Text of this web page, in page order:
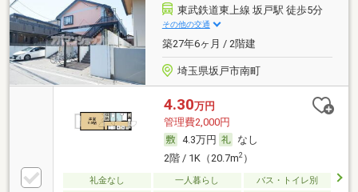
東武鉄道東上線 坂戸駅 徒歩5分
その他の交通
築27年6ヶ月 / 2階建
埼玉県坂戸市南町
4.30万円
管理費2,000円
4.3万円
なし
2階 / 1K（20.7m2）
礼金なし 一人暮らし
バス・トイレ別